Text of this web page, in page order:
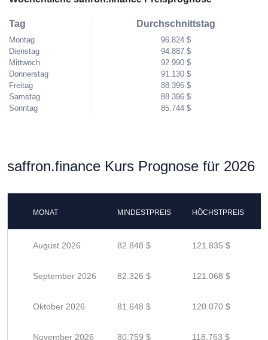
Tag
Montag
Dienstag
Mittwoch
Donnerstag
Freitag
Samstag
Sonntag
Durchschnittstag
96.824 $
94.887 $
92.990 $
91.130 $
88.396 $
88.396 $
85.744 $
saffron.finance Kurs Prognose für 2026
MONAT MINDESTPREIS HÖCHSTPREIS
August 2026 82.848 $ 121.835 $
September 2026 82.326 $ 121.068 $
Oktober 2026 81.648 $ 120.070 $
November 2026 80.759 $ 118.763 $